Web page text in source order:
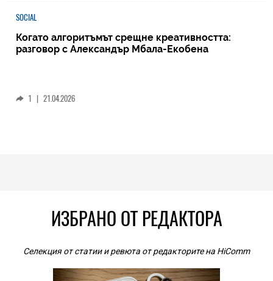
SOCIAL
Когато алгоритъмът срещне креативността:
разговор с Александър Мбала-Екобена
1 | 21.04.2026
ИЗБРАНО ОТ РЕДАКТОРА
Селекция от статии и ревюта от редакторите на HiComm